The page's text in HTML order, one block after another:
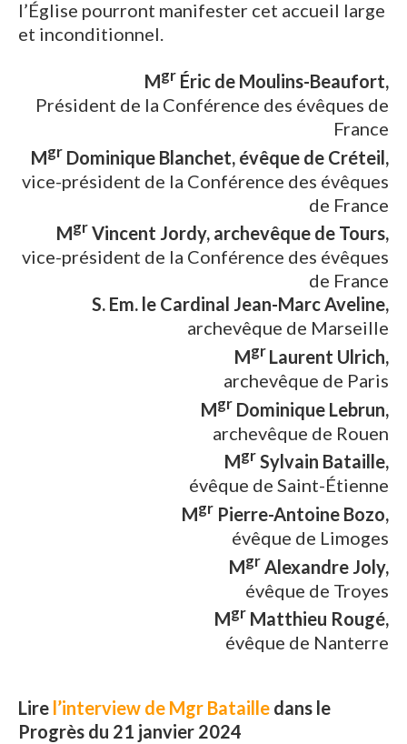
l’Église pourront manifester cet accueil large
et inconditionnel.
Mgr Éric de Moulins-Beaufort,
Président de la Conférence des évêques de
France
Mgr Dominique Blanchet, évêque de Créteil,
vice-président de la Conférence des évêques
de France
Mgr Vincent Jordy, archevêque de Tours,
vice-président de la Conférence des évêques
de France
S. Em. le Cardinal Jean-Marc Aveline,
archevêque de Marseille
Mgr Laurent Ulrich,
archevêque de Paris
Mgr Dominique Lebrun,
archevêque de Rouen
Mgr Sylvain Bataille,
évêque de Saint-Étienne
Mgr Pierre-Antoine Bozo,
évêque de Limoges
Mgr Alexandre Joly,
évêque de Troyes
Mgr Matthieu Rougé,
évêque de Nanterre
Lire l’interview de Mgr Bataille dans le
Progrès du 21 janvier 2024